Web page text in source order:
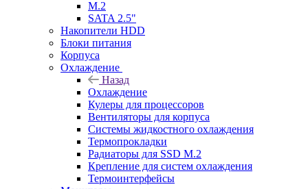
M.2
SATA 2.5"
Накопители HDD
Блоки питания
Корпуса
Охлаждение
Назад
Охлаждение
Кулеры для процессоров
Вентиляторы для корпуса
Системы жидкостного охлаждения
Термопрокладки
Радиаторы для SSD M.2
Крепление для систем охлаждения
Термоинтерфейсы